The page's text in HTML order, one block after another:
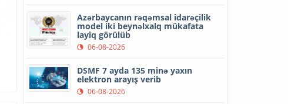
Azərbaycanın rəqəmsal idarəçilik
model iki beynəlxalq mükafata
layiq görülüb
06-08-2026
DSMF 7 ayda 135 minə yaxın
elektron arayış verib
06-08-2026